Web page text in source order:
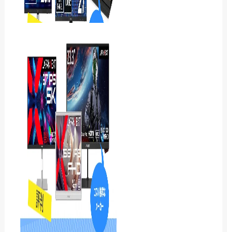
cocoparのモニターおすす
め8選｜レビュー評判・どこ
の国？気になった点
アイリスオーヤマのモニ
ターおすすめ6選とレビュー
ゲーミングモニター
液晶モニター
モニター レビュー
パソコン レビュー